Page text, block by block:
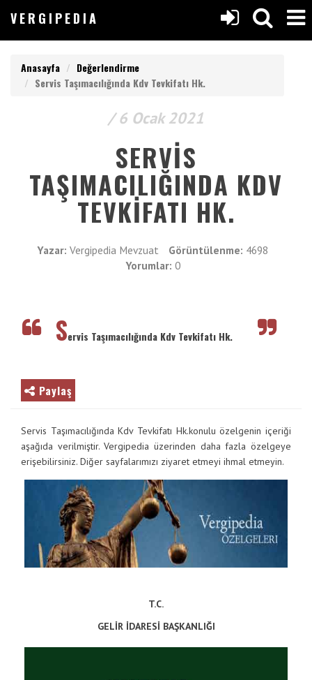
VERGIPEDIA
Anasayfa
Değerlendirme
Servis Taşımacılığında Kdv Tevkifatı Hk.
/ 6 Ocak 2021
SERVIS
TAŞIMACILIĞINDA KDV
TEVKIFATI HK.
Yazar: Vergipedia Mevzuat Görüntülenme: 4698
Yorumlar: 0
Servis Taşımacılığında Kdv Tevkifatı Hk.
Paylaş
Servis Taşımacılığında Kdv Tevkifatı Hk.konulu özelgenin içeriği
aşağıda verilmiştir. Vergipedia üzerinden daha fazla özelgeye
erişebilirsiniz. Diğer sayfalarımızı ziyaret etmeyi ihmal etmeyin.
T.C.
GELİR İDARESİ BAŞKANLIĞI
VERGIPEDIA
Anasayfa
Yazılar
Makaleler
Değerlendirmeler
ERGIPEDIA
GİRİN
VE
YADA
BÜYÜTEÇE